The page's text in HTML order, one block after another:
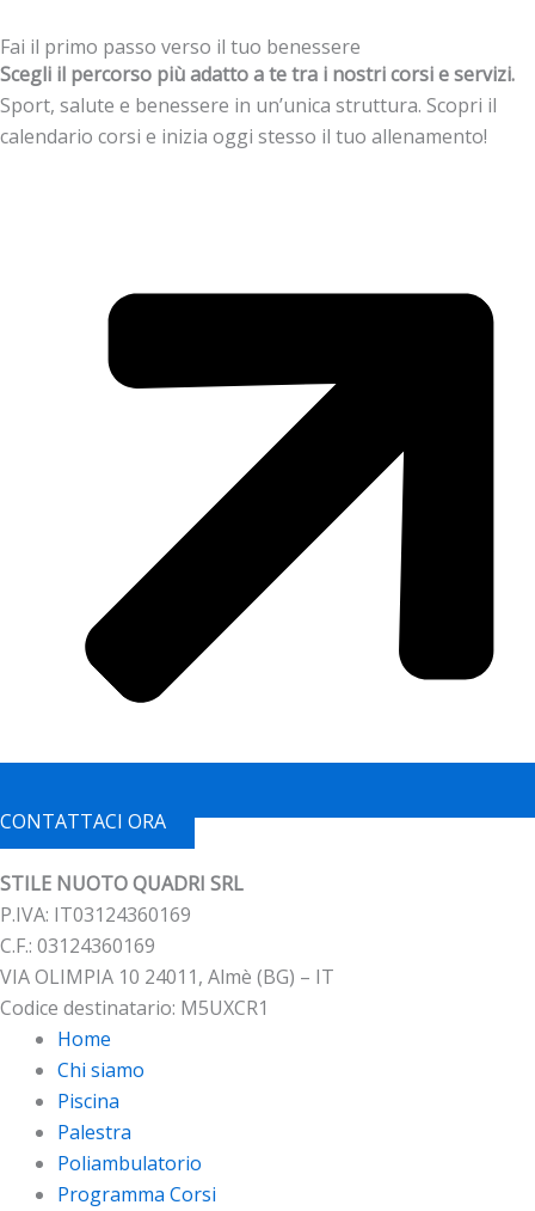
Fai il primo passo verso il tuo benessere
Scegli il percorso più adatto a te tra i nostri corsi e servizi.
Sport, salute e benessere in un’unica struttura. Scopri il
calendario corsi e inizia oggi stesso il tuo allenamento!
CONTATTACI ORA
STILE NUOTO QUADRI SRL
P.IVA: IT03124360169
C.F.: 03124360169
VIA OLIMPIA 10 24011, Almè (BG) – IT
Codice destinatario: M5UXCR1
Home
Chi siamo
Piscina
Palestra
Poliambulatorio
Programma Corsi